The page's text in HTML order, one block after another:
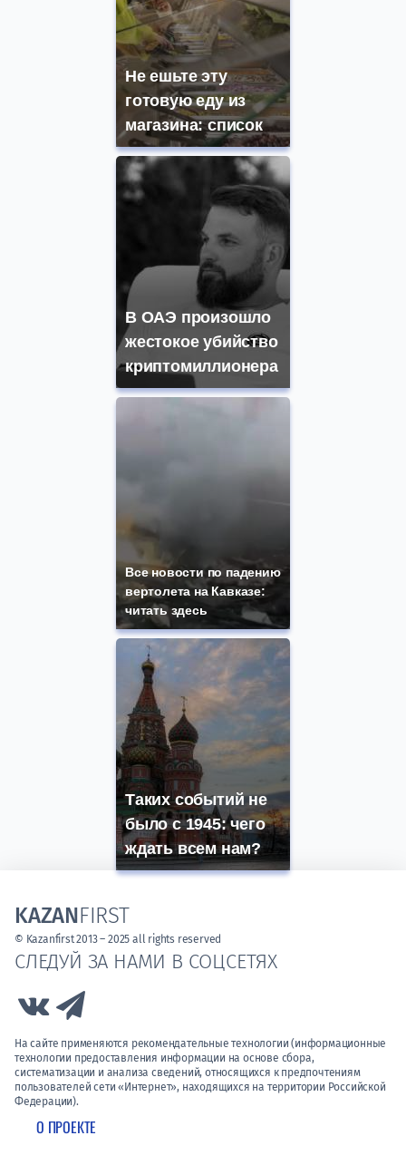
Не ешьте эту
готовую еду из
магазина: список
В ОАЭ произошло
жестокое убийство
криптомиллионера
Все новости по падению
вертолета на Кавказе:
читать здесь
Таких событий не
было с 1945: чего
ждать всем нам?
О ПРОЕКТЕ
СЛЕДУЙ ЗА НАМИ В СОЦСЕТЯХ
Link to Vk
На сайте применяются рекомендательные технологии (информационные
технологии предоставления информации на основе сбора,
систематизации и анализа сведений, относящихся к предпочтениям
пользователей сети «Интернет», находящихся на территории Российской
Федерации).
KAZANFIRST
© Kazanfirst 2013 – 2025 all rights reserved